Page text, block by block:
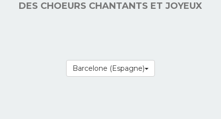
DES CHOEURS CHANTANTS ET JOYEUX
Barcelone (Espagne)